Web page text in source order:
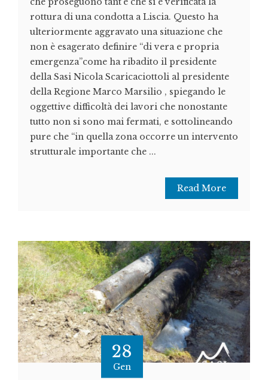
rottura di una condotta a Liscia. Questo ha
ulteriormente aggravato una situazione che
non è esagerato definire “di vera e propria
emergenza”come ha ribadito il presidente
della Sasi Nicola Scaricaciottoli al presidente
della Regione Marco Marsilio , spiegando le
oggettive difficoltà dei lavori che nonostante
tutto non si sono mai fermati, e sottolineando
pure che “in quella zona occorre un intervento
strutturale importante che ...
Read More
28
Gen